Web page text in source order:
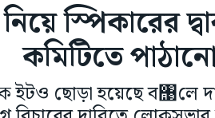
স্পিকারের
কমিটিতে
ইটও ছোড়া হয়েছে ব঩লে